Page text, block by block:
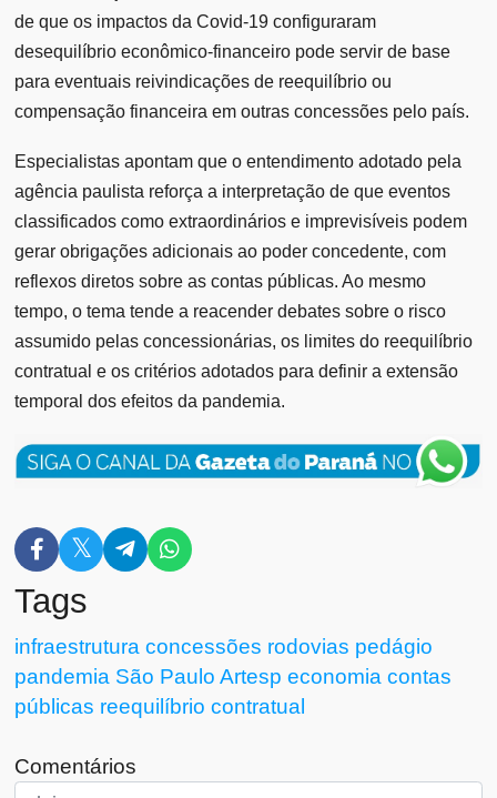
de que os impactos da Covid-19 configuraram
desequilíbrio econômico-financeiro pode servir de base
para eventuais reivindicações de reequilíbrio ou
compensação financeira em outras concessões pelo país.
Especialistas apontam que o entendimento adotado pela
agência paulista reforça a interpretação de que eventos
classificados como extraordinários e imprevisíveis podem
gerar obrigações adicionais ao poder concedente, com
reflexos diretos sobre as contas públicas. Ao mesmo
tempo, o tema tende a reacender debates sobre o risco
assumido pelas concessionárias, os limites do reequilíbrio
contratual e os critérios adotados para definir a extensão
temporal dos efeitos da pandemia.
Tags
infraestrutura concessões rodovias pedágio
pandemia São Paulo Artesp economia contas
públicas reequilíbrio contratual
Comentários